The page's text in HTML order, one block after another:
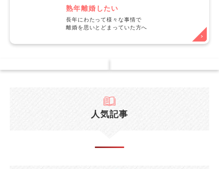
熟年離婚したい
長年にわたって様々な事情で
離婚を思いとどまっていた方へ
人気記事